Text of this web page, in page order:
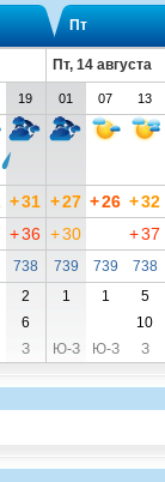
Пт
Пт, 14 августа
19 01 07 13
+31 +27 +26 +32
+36 +30 +37
738 739 739 738
2 1 1 5
6 10
З Ю-З Ю-З З